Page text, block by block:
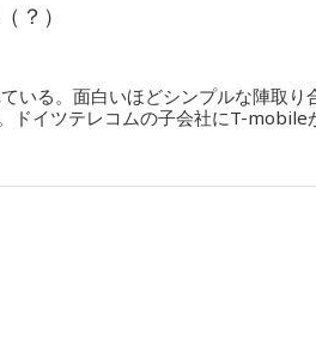
？）
いる。面白いほどシンプルな陣取り
ドイツテレコムの子会社にT-mobile